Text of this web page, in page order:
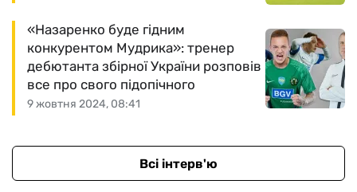
9 жовтня 2024, 08:41
«Назаренко буде гідним
конкурентом Мудрика»: тренер
дебютанта збірної України розповів
все про свого підопічного
Всі інтерв'ю